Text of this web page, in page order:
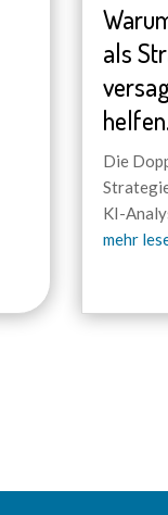
als
helfen.
Die
KI-
mehr